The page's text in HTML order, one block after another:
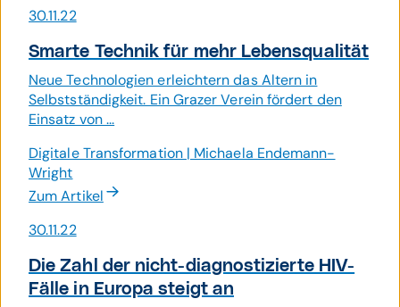
30.11.22
Smarte Technik für mehr Lebens­qualität
Neue Technologien erleichtern das Altern in
Selbstständigkeit. Ein Grazer Verein fördert den
Einsatz von ...
Digitale Transformation | Michaela Endemann-
Wright
Zum Artikel
30.11.22
Die Zahl der nicht-diagnostizierte HIV-
Fälle in Europa steigt an